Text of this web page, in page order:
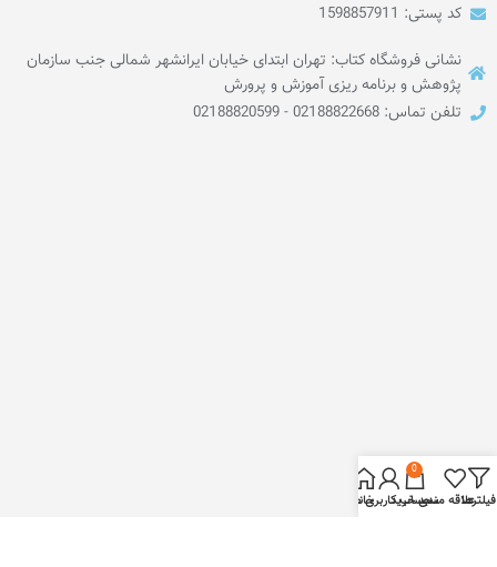
کد پستی: 1598857911
نشانی فروشگاه کتاب: تهران ابتدای خیابان ایرانشهر شمالی جنب سازمان
پژوهش و برنامه ریزی آموزش و پرورش
تلفن تماس: 02188822668 - 02188820599
فیلترهاعلاقه مندی
0
سبد خرید
حساب کاربری من
خانه